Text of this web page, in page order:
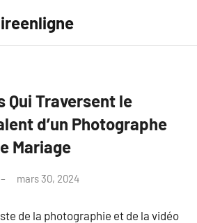
Qui Traversent le
d’un Photographe
Mariage
mars 30, 2024
de la photographie et de la vidéo